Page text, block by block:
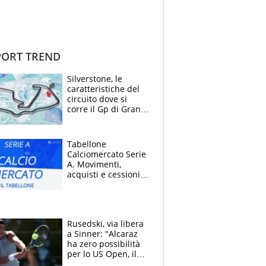
TREND
Silverstone, le
caratteristiche del
circuito dove si
corre il Gp di Gran
Tabellone
Calciomercato Serie
A. Movimenti,
acquisti e cessioni:
Rusedski, via libera
a Sinner: "Alcaraz
ha zero possibilità
per lo US Open, il